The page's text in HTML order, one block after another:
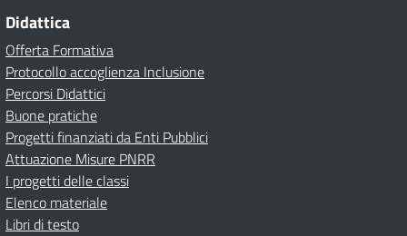
Didattica
Offerta Formativa
Protocollo accoglienza Inclusione
Percorsi Didattici
Buone pratiche
Progetti finanziati da Enti Pubblici
Attuazione Misure PNRR
I progetti delle classi
Elenco materiale
Libri di testo